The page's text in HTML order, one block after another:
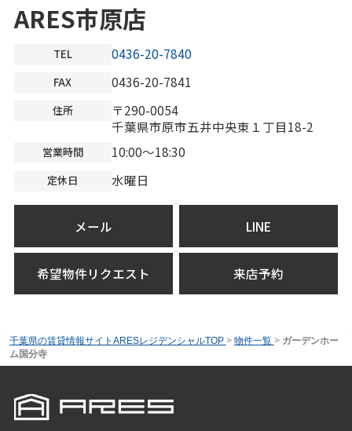
ARES市原店
TEL 0436-20-7840
FAX 0436-20-7841
住所
〒290-0054
千葉県市原市五井中央東１丁目18-2
営業時間 10:00～18:30
定休日 水曜日
メール LINE
希望物件リクエスト 来店予約
千葉県の賃貸情報サイトARESレジデンシャルTOP > 物件一覧 > ガーデンホー
ム国分寺